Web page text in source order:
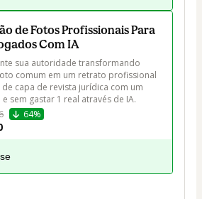
de Fotos Profissionais Para
Com IA
sua autoridade transformando
comum em um retrato profissional
capa de revista jurídica com um
e sem gastar 1 real através de IA.
64%